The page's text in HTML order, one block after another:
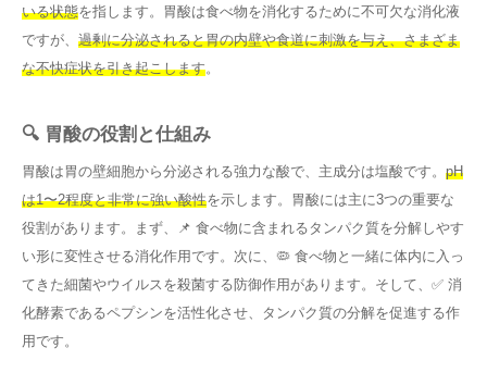
いる状態を指します。胃酸は食べ物を消化するために不可欠な消化液
ですが、 過剰に分泌されると胃の内壁や食道に刺激を与え、さまざま
な不快症状を引き起こします。
🔍 胃酸の役割と仕組み
胃酸は胃の壁細胞から分泌される強力な酸で、主成分は塩酸です。 pH
は1〜2程度と非常に強い酸性を示します。胃酸には主に3つの重要な
役割があります。まず、📌 食べ物に含まれるタンパク質を分解しやす
い形に変性させる消化作用です。次に、🦠 食べ物と一緒に体内に入っ
てきた細菌やウイルスを殺菌する防御作用があります。そして、✅ 消
化酵素であるペプシンを活性化させ、タンパク質の分解を促進する作
用です。